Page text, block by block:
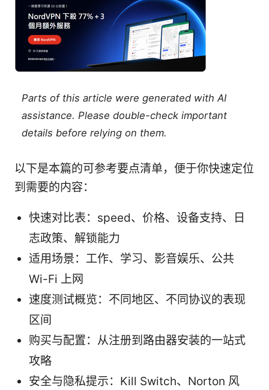
Parts of this article were generated with AI
assistance. Please double-check important
details before relying on them.
以下是本篇的可参考要点清单，便于你快速定位
到需要的内容：
快速对比表：speed、价格、设备支持、日
志政策、解锁能力
适用场景：工作、学习、影音娱乐、公共
Wi-Fi 上网
速度测试概览：不同地区、不同协议的表现
区间
购买与配置：从注册到路由器安装的一站式
攻略
安全与隐私提示：Kill Switch、Norton 风